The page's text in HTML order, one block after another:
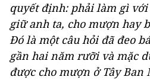
quyết định: phải làm gì với
giữ anh ta, cho mượn hay
Đó là một câu hỏi đã đeo
gần hai năm rưỡi và mặc
được cho mượn ở Tây Ban